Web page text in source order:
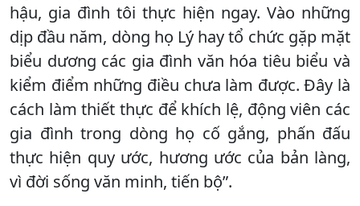
hậu, gia đình tôi thực hiện ngay. Vào những
dịp đầu năm, dòng họ Lý hay tổ chức gặp mặt
biểu dương các gia đình văn hóa tiêu biểu và
kiểm điểm những điều chưa làm được. Đây là
cách làm thiết thực để khích lệ, động viên các
gia đình trong dòng họ cố gắng, phấn đấu
thực hiện quy ước, hương ước của bản làng,
vì đời sống văn minh, tiến bộ”.